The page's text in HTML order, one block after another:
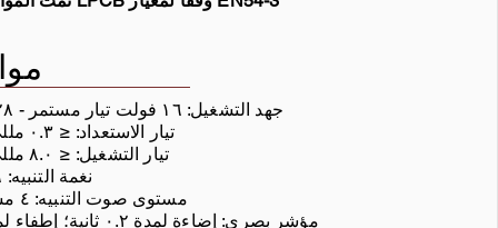
* جهد التشغيل: ١٦ فولت تيار مستمر - ٢٨ فولت
* تيار الاستعداد: ≤ ٠.٣ مللي أمبير
* تيار التشغيل: ≤ ٨.٠ مللي أمبير
* نغمة التنبيه: ١٦ نوعًا
* مستوى صوت التنبيه: ٤ مستويات